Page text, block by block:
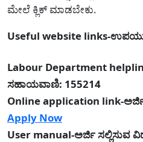
ಮೇಲೆ ಕ್ಲಿಕ್ ಮಾಡಬೇಕು.
Useful website links-
Labour Department
ಸಹಾಯವಾಣಿ: 155214
Online application link-
Apply Now
User manual-ಅರ್ಜಿ ಸಲ್ಲಿಸುವ